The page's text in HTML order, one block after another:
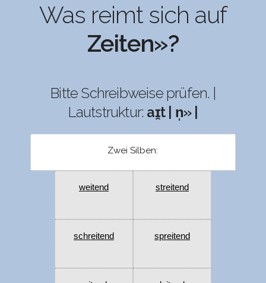
Was reimt sich auf
Zeiten»?
Bitte Schreibweise prüfen. |
Lautstruktur: aɪ̯t | n̩» |
Zwei Silben:
weitend streitend
schreitend spreitend